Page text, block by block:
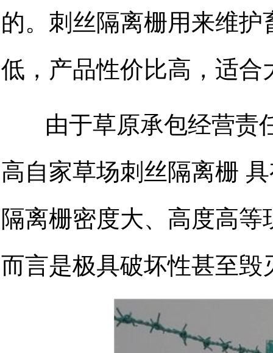
的。刺丝隔离栅用来维
低，产品性价比高，适
由于草原承包经营责
高自家草场刺丝隔离栅
隔离栅密度大、高度高
而言是极具破坏性甚至毁